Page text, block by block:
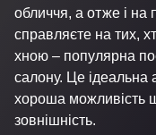
обличчя, а отже і
справляєте на тих,
хною – популярна
салону. Це ідеальна
хороша можливість
зовнішність.